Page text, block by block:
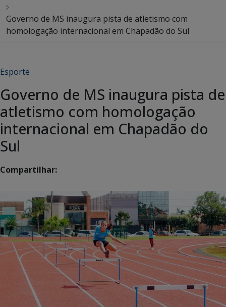
Governo de MS inaugura pista de atletismo com
homologação internacional em Chapadão do Sul
Esporte
Governo de MS inaugura pista de
atletismo com homologação
internacional em Chapadão do
Sul
Compartilhar: